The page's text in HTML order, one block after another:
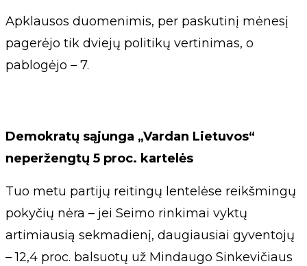
Apklausos duomenimis, per paskutinį mėnesį
pagerėjo tik dviejų politikų vertinimas, o
pablogėjo – 7.
Demokratų sąjunga „Vardan Lietuvos“
neperžengtų 5 proc. kartelės
Tuo metu partijų reitingų lentelėse reikšmingų
pokyčių nėra – jei Seimo rinkimai vyktų
artimiausią sekmadienį, daugiausiai gyventojų
– 12,4 proc. balsuotų už Mindaugo Sinkevičiaus